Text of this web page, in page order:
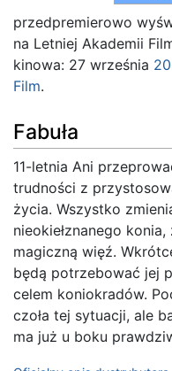
przedpremierowo
na Letniej Akademii
kinowa: 27 września
Film.
Fabuła
11-letnia Ani
trudności z
życia. Wszystko
nieokiełznanego
magiczną więź.
będą potrzebować jej
celem koniokradów.
czoła tej sytuacji, ale
ma już u boku